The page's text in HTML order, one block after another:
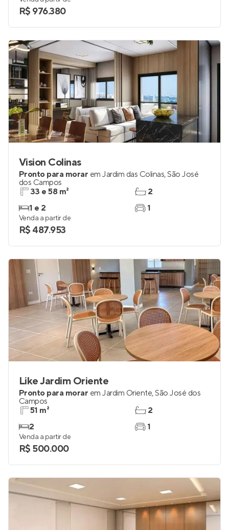
R$ 976.380
Vision Colinas
Pronto para morar em Jardim das Colinas,São José
dos Campos
33 e 58 m²
1 e 2
2
1
Venda a partir de
R$ 487.953
Like Jardim Oriente
Pronto para morar em Jardim Oriente,São José dos
Campos
51 m²
2
2
1
Venda a partir de
R$ 500.000